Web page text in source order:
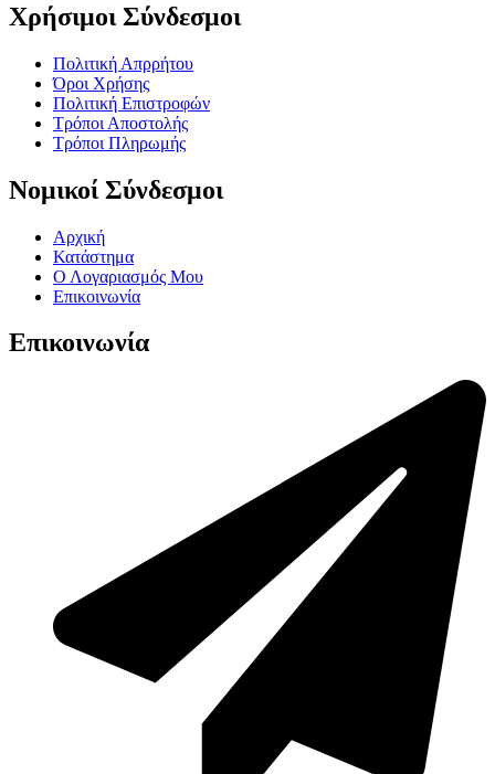
Χρήσιμοι Σύνδεσμοι
Πολιτική Απρρήτου
Όροι Χρήσης
Πολιτική Επιστροφών
Τρόποι Αποστολής
Τρόποι Πληρωμής
Νομικοί Σύνδεσμοι
Αρχική
Κατάστημα
Ο Λογαριασμός Μου
Επικοινωνία
Επικοινωνία